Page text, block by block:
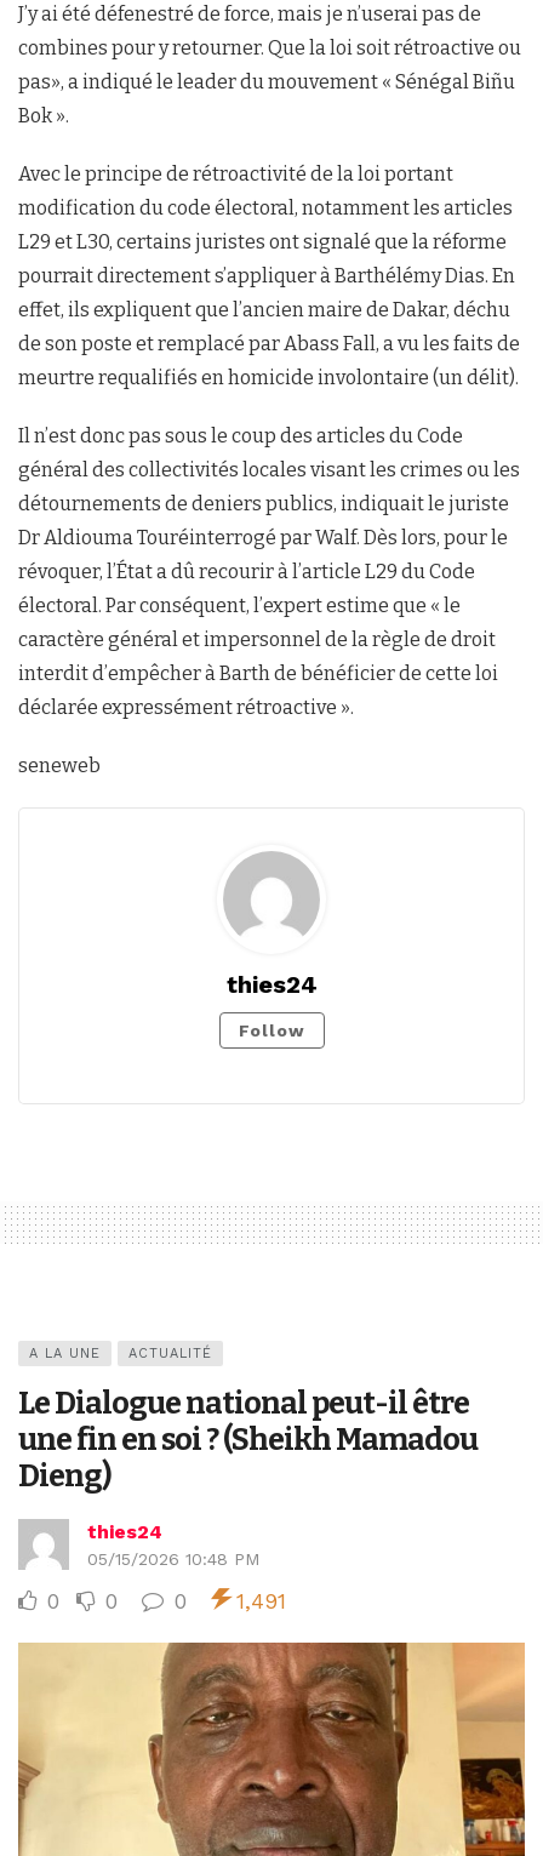
J’y ai été défenestré de force, mais je n’userai pas de
combines pour y retourner. Que la loi soit rétroactive ou
pas», a indiqué le leader du mouvement « Sénégal Biñu
Bok ».
Avec le principe de rétroactivité de la loi portant
modification du code électoral, notamment les articles
L29 et L30, certains juristes ont signalé que la réforme
pourrait directement s’appliquer à Barthélémy Dias. En
effet, ils expliquent que l’ancien maire de Dakar, déchu
de son poste et remplacé par Abass Fall, a vu les faits de
meurtre requalifiés en homicide involontaire (un délit).
Il n’est donc pas sous le coup des articles du Code
général des collectivités locales visant les crimes ou les
détournements de deniers publics, indiquait le juriste
Dr Aldiouma Touréinterrogé par Walf. Dès lors, pour le
révoquer, l’État a dû recourir à l’article L29 du Code
électoral. Par conséquent, l’expert estime que « le
caractère général et impersonnel de la règle de droit
interdit d’empêcher à Barth de bénéficier de cette loi
déclarée expressément rétroactive ».
seneweb
thies24
Follow
A LA UNE ACTUALITÉ
Le Dialogue national peut-il être
une fin en soi ? (Sheikh Mamadou
Dieng)
thies24
05/15/2026 10:48 PM
0 0 0 1,491